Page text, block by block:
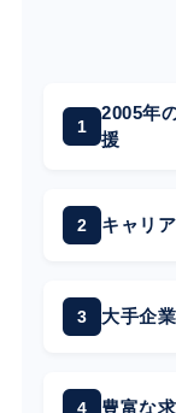
2005年
援
キャリ
大手企
豊富な